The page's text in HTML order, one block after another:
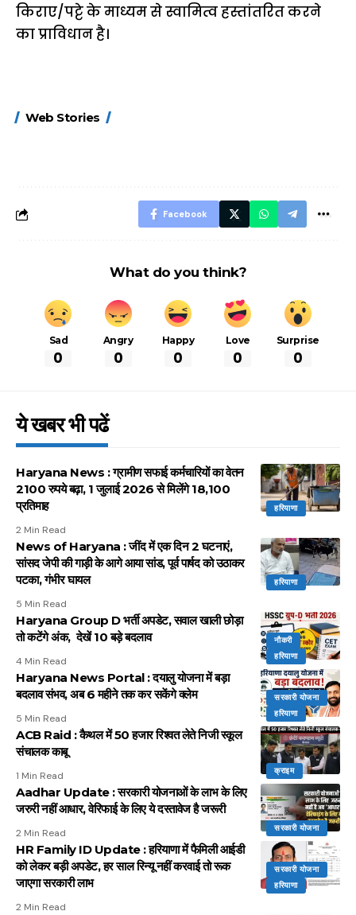
किराए/पट्टे के माध्यम से स्वामित्व हस्तांतरित करने
का प्राविधान है।
Web Stories
FASTag के ये नए
Facebook
What do you think?
Sad
0
Angry
0
Happy
0
Love
0
Surprise
0
ये खबर भी पढें
हरियाणा
Haryana News : ग्रामीण सफाई कर्मचारियों का वेतन
2100 रुपये बढ़ा, 1 जुलाई 2026 से मिलेंगे 18,100
प्रतिमाह
2 Min Read
हरियाणा
News of Haryana : जींद में एक दिन 2 घटनाएं,
सांसद जेपी की गाड़ी के आगे आया सांड, पूर्व पार्षद को उठाकर
पटका, गंभीर घायल
5 Min Read
नौकरी
हरियाणा
Haryana Group D भर्ती अपडेट, सवाल खाली छोड़ा
तो कटेंगे अंक, देखें 10 बड़े बदलाव
4 Min Read
सरकारी योजना
हरियाणा
Haryana News Portal : दयालु योजना में बड़ा
बदलाव संभव, अब 6 महीने तक कर सकेंगे क्लेम
5 Min Read
क्राइम
ACB Raid : कैथल में 50 हजार रिश्वत लेते निजी स्कूल
संचालक काबू
1 Min Read
सरकारी योजना
Aadhar Update : सरकारी योजनाओं के लाभ के लिए
जरुरी नहीं आधार, वेरिफाई के लिए ये दस्तावेज है जरूरी
2 Min Read
सरकारी योजना
हरियाणा
HR Family ID Update : हरियाणा में फैमिली आईडी
को लेकर बड़ी अपडेट, हर साल रिन्यू नहीं करवाई तो रूक
जाएगा सरकारी लाभ
2 Min Read